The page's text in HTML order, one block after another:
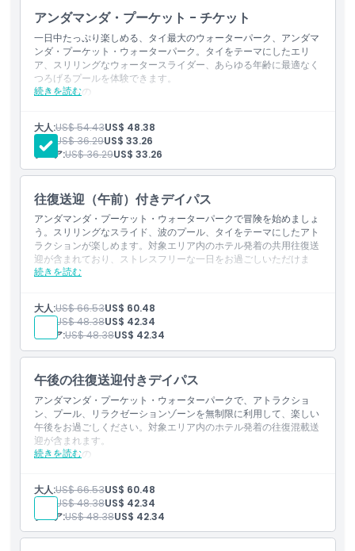
子供／大人ポリシー
ピックアップ／ドロップオフ時間
営業時間
注意事項
場所
行き方
キャンセルポリシー
アンダマンダ・プーケット - チケット
一日中たっぷり楽しめる、タイ最大のウォーターパーク、アンダマ
ンダ・プーケット・ウォーターパーク。タイをテーマにしたエリ
ア、スリリングなウォータースライダー、あらゆる年齢に最適なく
つろげるプールを体験できます。
続きを読む
含まれるもの
すべてのライドとアトラクションへの無制限アクセス
テーマエリア、プール、リラクゼーションエリアへのアクセス
大人:US$ 54.43US$ 48.38
子供: US$ 36.29US$ 33.26
シニア:US$ 36.29US$ 33.26
往復送迎（午前）付きデイパス
アンダマンダ・プーケット・ウォーターパークで冒険を始めましょ
う。スリリングなスライド、波のプール、タイをテーマにしたアト
ラクションが楽しめます。対象エリア内のホテル発着の共用往復送
迎が含まれており、ストレスフリーな一日をお過ごしいただけま
す。
続きを読む
アンダマンダ・プーケット・ウォーターパークへの入場
すべてのアトラクションおよびウォータースライドの無制限利
用
対象エリア内のホテルから／への共用往復送迎
大人:US$ 66.53US$ 60.48
子供: US$ 48.38US$ 42.34
シニア:US$ 48.38US$ 42.34
午後の往復送迎付きデイパス
アンダマンダ・プーケット・ウォーターパークで、アトラクショ
ン、プール、リラクゼーションゾーンを無制限に利用して、楽しい
午後をお過ごしください。対象エリア内のホテル発着の往復混載送
迎が含まれます。
続きを読む
含まれるもの
スライド、プール、アトラクションを無制限で利用できます
対象エリア内のホテル発着の往復混載送迎
大人:US$ 66.53US$ 60.48
子供: US$ 48.38US$ 42.34
シニア:US$ 48.38US$ 42.34